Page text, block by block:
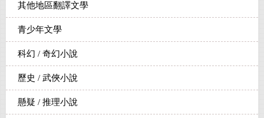
其他地區翻譯文學
青少年文學
科幻 / 奇幻小說
歷史 / 武俠小說
懸疑 / 推理小說